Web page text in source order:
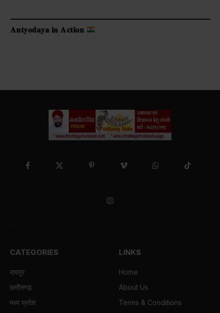
𝐀𝐧𝐭𝐲𝐨𝐝𝐚𝐲𝐚 𝐢𝐧 𝐀𝐜𝐭𝐢𝐨𝐧
FacebookX
Pinterest Vimeo WhatsAppTikTok
Instagram
CATEGORIES
रायपुर
छत्तीसगढ़
मध्य प्रदेश
LINKS
Home
About Us
Terms & Conditions